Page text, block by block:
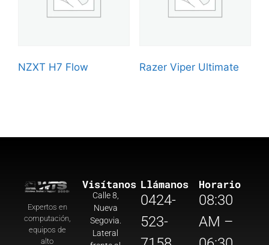
NZXT H7 Flow Razer Viper Ultimate
Expertos en
computación,
equipos de
alto
Visítanos
Calle 8,
Nueva
Segovia.
Lateral
Llámanos
0424-
523-
Horario
08:30
AM –